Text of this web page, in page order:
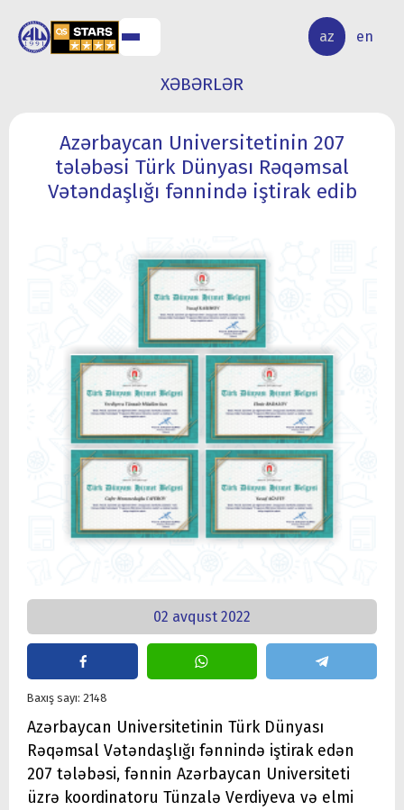
az en
ELMİ
TƏDQİQAT
XƏBƏRLƏR
Azərbaycan Universitetinin 207
tələbəsi Türk Dünyası Rəqəmsal
Vətəndaşlığı fənnində iştirak edib
02 avqust 2022
Baxış sayı: 2148
Azərbaycan Universitetinin Türk Dünyası
Rəqəmsal Vətəndaşlığı fənnində iştirak edən
207 tələbəsi, fənnin Azərbaycan Universiteti
üzrə koordinatoru Tünzalə Verdiyeva və elmi